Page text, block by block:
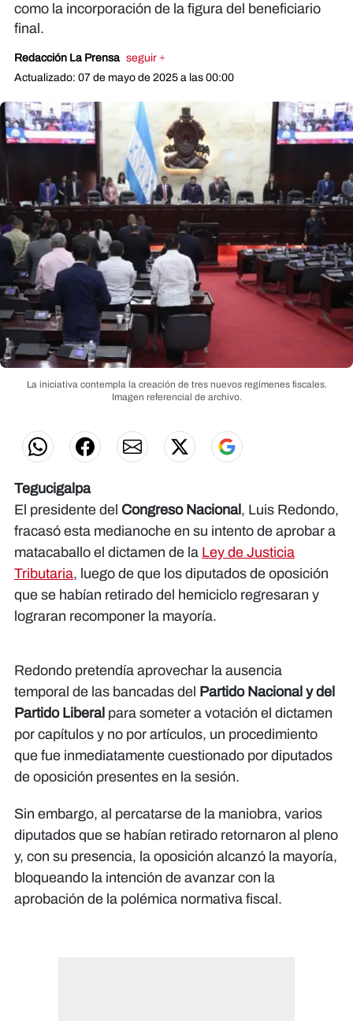
como la incorporación de la figura del beneficiario
final.
Redacción La Prensa seguir +
Actualizado: 07 de mayo de 2025 a las 00:00
La iniciativa contempla la creación de tres nuevos regímenes fiscales.
Imagen referencial de archivo.
Tegucigalpa
El presidente del Congreso Nacional, Luis Redondo,
fracasó esta medianoche en su intento de aprobar a
matacaballo el dictamen de la Ley de Justicia
Tributaria, luego de que los diputados de oposición
que se habían retirado del hemiciclo regresaran y
lograran recomponer la mayoría.
Redondo pretendía aprovechar la ausencia
temporal de las bancadas del Partido Nacional y del
Partido Liberal para someter a votación el dictamen
por capítulos y no por artículos, un procedimiento
que fue inmediatamente cuestionado por diputados
de oposición presentes en la sesión.
Sin embargo, al percatarse de la maniobra, varios
diputados que se habían retirado retornaron al pleno
y, con su presencia, la oposición alcanzó la mayoría,
bloqueando la intención de avanzar con la
aprobación de la polémica normativa fiscal.